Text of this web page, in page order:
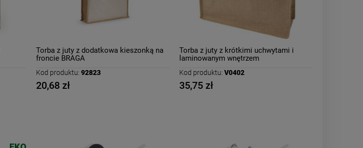
Torba z juty z dodatkowa kieszonką na
froncie BRAGA
Kod produktu: 92823
20,68 zł
Torba z juty z krótkimi uchwytami i
laminowanym wnętrzem
Kod produktu: V0402
35,75 zł